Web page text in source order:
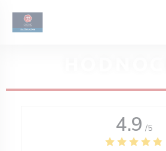
4.9 /5